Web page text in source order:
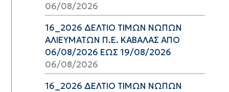
06/08/2026
16_2026 ΔΕΛΤΙΟ ΤΙΜΩΝ ΝΩΠΩΝ
ΑΛΙΕΥΜΑΤΩΝ Π.Ε. ΚΑΒΑΛΑΣ ΑΠΟ
06/08/2026 ΕΩΣ 19/08/2026
06/08/2026
16_2026 ΔΕΛΤΙΟ ΤΙΜΩΝ ΝΩΠΩΝ